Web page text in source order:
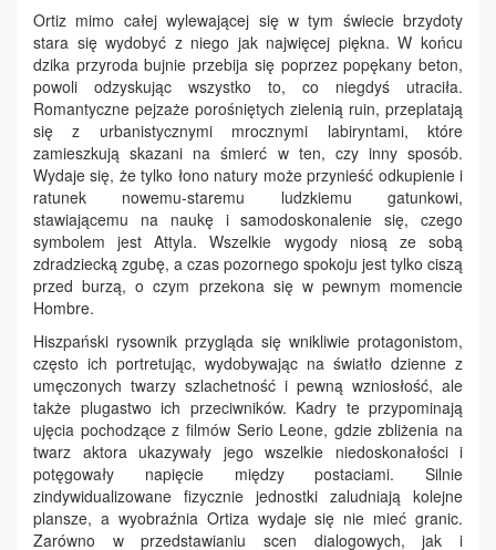
Ortiz mimo całej wylewającej się w tym świecie brzydoty
stara się wydobyć z niego jak najwięcej piękna. W końcu
dzika przyroda bujnie przebija się poprzez popękany beton,
powoli odzyskując wszystko to, co niegdyś utraciła.
Romantyczne pejzaże porośniętych zielenią ruin, przeplatają
się z urbanistycznymi mrocznymi labiryntami, które
zamieszkują skazani na śmierć w ten, czy inny sposób.
Wydaje się, że tylko łono natury może przynieść odkupienie i
ratunek nowemu-staremu ludzkiemu gatunkowi,
stawiającemu na naukę i samodoskonalenie się, czego
symbolem jest Attyla. Wszelkie wygody niosą ze sobą
zdradziecką zgubę, a czas pozornego spokoju jest tylko ciszą
przed burzą, o czym przekona się w pewnym momencie
Hombre.
Hiszpański rysownik przygląda się wnikliwie protagonistom,
często ich portretując, wydobywając na światło dzienne z
umęczonych twarzy szlachetność i pewną wzniosłość, ale
także plugastwo ich przeciwników. Kadry te przypominają
ujęcia pochodzące z filmów Serio Leone, gdzie zbliżenia na
twarz aktora ukazywały jego wszelkie niedoskonałości i
potęgowały napięcie między postaciami. Silnie
zindywidualizowane fizycznie jednostki zaludniają kolejne
plansze, a wyobraźnia Ortiza wydaje się nie mieć granic.
Zarówno w przedstawianiu scen dialogowych, jak i